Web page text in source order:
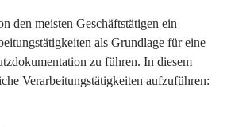
den meisten Geschäftstätigen ein
als Grundlage für eine
zu führen. In diesem
Verarbeitungstätigkeiten aufzuführen: